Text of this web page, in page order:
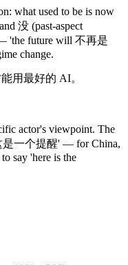
what used to be is now
没 (past-aspect
'the future will 不再是
change.
用最好的 AI。
actor's viewpoint. The
是一个提醒' — for China,
say 'here is the